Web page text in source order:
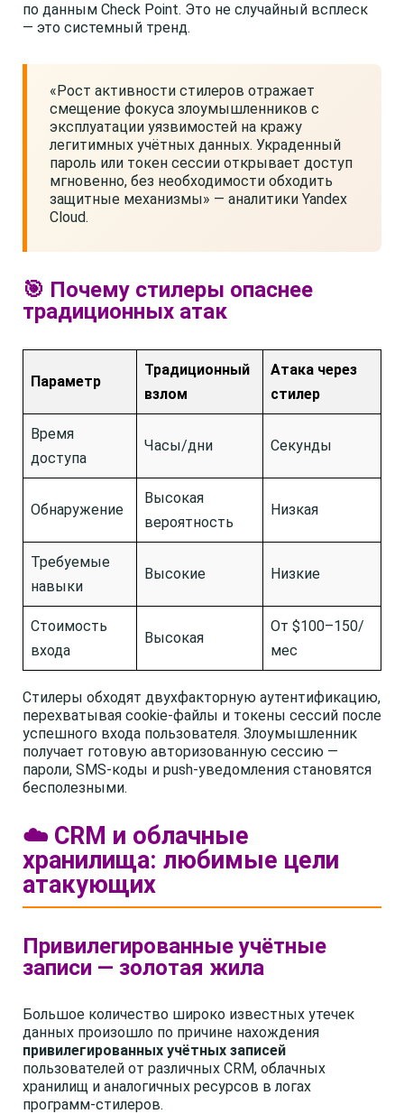
по данным Check Point. Это не случайный всплеск
— это системный тренд.
«Рост активности стилеров отражает
смещение фокуса злоумышленников с
эксплуатации уязвимостей на кражу
легитимных учётных данных. Украденный
пароль или токен сессии открывает доступ
мгновенно, без необходимости обходить
защитные механизмы» — аналитики Yandex
Cloud.
🎯 Почему стилеры опаснее
традиционных атак
Параметр
Традиционный
взлом
Атака через
стилер
Время
доступа
Часы/дни Секунды
Обнаружение
Высокая
вероятность
Низкая
Требуемые
навыки
Высокие Низкие
Стоимость
входа
Высокая
От $100–150/
мес
Стилеры обходят двухфакторную аутентификацию,
перехватывая cookie-файлы и токены сессий после
успешного входа пользователя. Злоумышленник
получает готовую авторизованную сессию —
пароли, SMS-коды и push-уведомления становятся
бесполезными.
☁️ CRM и облачные
хранилища: любимые цели
атакующих
Привилегированные учётные
записи — золотая жила
Большое количество широко известных утечек
данных произошло по причине нахождения
привилегированных учётных записей
пользователей от различных CRM, облачных
хранилищ и аналогичных ресурсов в логах
программ-стилеров.